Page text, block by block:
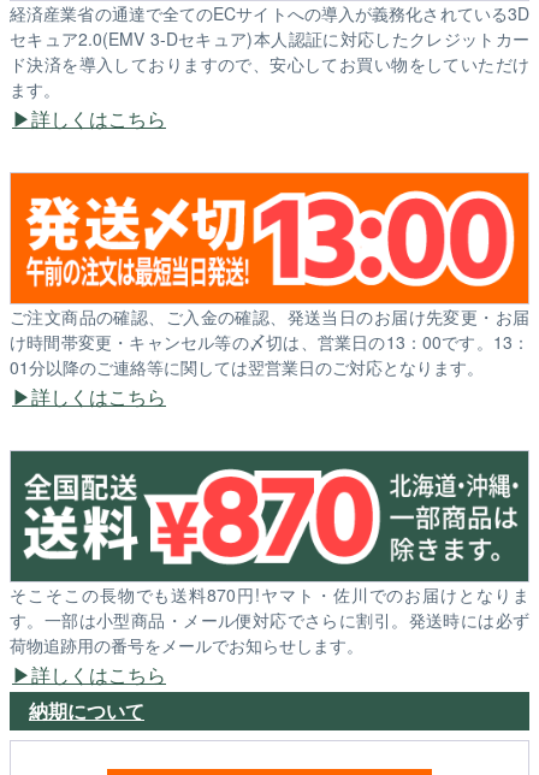
経済産業省の通達で全てのECサイトへの導入が義務化されている3D
セキュア2.0(EMV 3-Dセキュア)本人認証に対応したクレジットカー
ド決済を導入しておりますので、安心してお買い物をしていただけ
ます。
詳しくはこちら
ご注文商品の確認、ご入金の確認、発送当日のお届け先変更・お届
け時間帯変更・キャンセル等の〆切は、営業日の13：00です。13：
01分以降のご連絡等に関しては翌営業日のご対応となります。
詳しくはこちら
そこそこの長物でも送料870円!ヤマト・佐川でのお届けとなりま
す。一部は小型商品・メール便対応でさらに割引。発送時には必ず
荷物追跡用の番号をメールでお知らせします。
詳しくはこちら
納期について